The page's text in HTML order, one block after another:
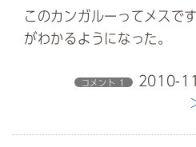
このカンガルーってメスで
がわかるようになった。
コメント 1
2010-